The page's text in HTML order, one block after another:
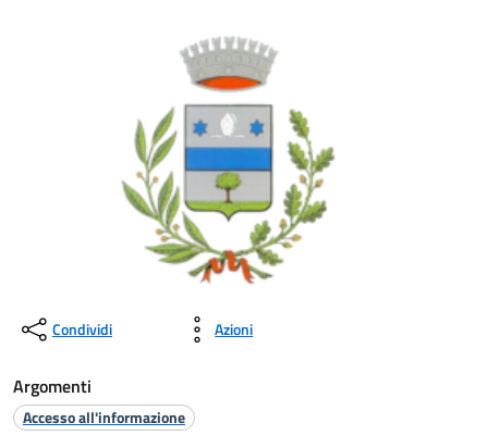
Condividi Azioni
Argomenti
Accesso all'informazione